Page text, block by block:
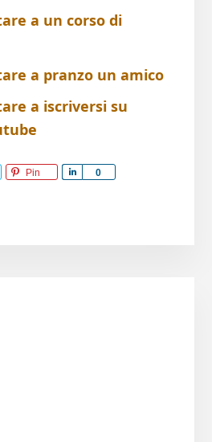
a un corso di
a pranzo un amico​​
a iscriversi su
Pin 0